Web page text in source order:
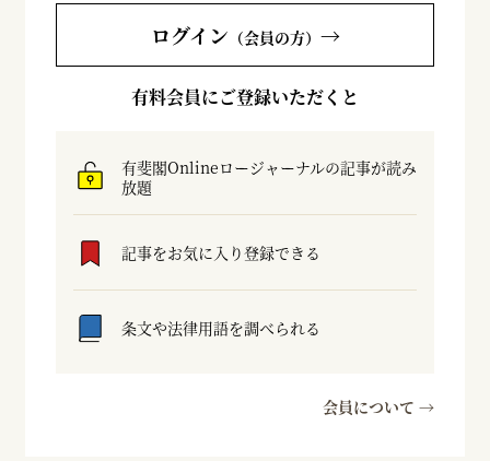
ログイン （会員の方） →
有料会員にご登録いただくと
有斐閣Onlineロージャーナルの記事が読み
放題
記事をお気に入り登録できる
条文や法律用語を調べられる
会員について →